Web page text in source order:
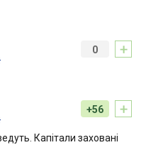
+
0
+
+56
Капітали заховані